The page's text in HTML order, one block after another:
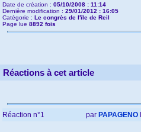
Date de création : 05/10/2008 : 11:14
Dernière modification : 29/01/2012 : 16:05
Catégorie : Le congrès de l'île de Reil
Page lue 8892 fois
Réactions à cet article
Réaction n°1 par PAPAGENO